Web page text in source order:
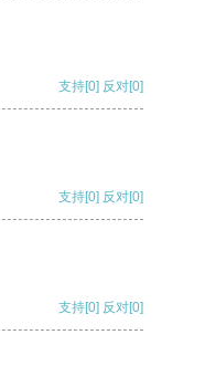
支持[0] 反对[0]
支持[0] 反对[0]
支持[0] 反对[0]